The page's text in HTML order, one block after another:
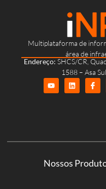
Multiplataforma de
área de
Endereço: SHCS/CR,
1588 – Asa
Nossos